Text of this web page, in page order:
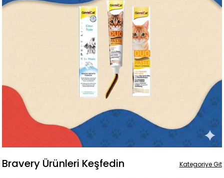
Bravery Ürünleri Keşfedin Kategoriye Git